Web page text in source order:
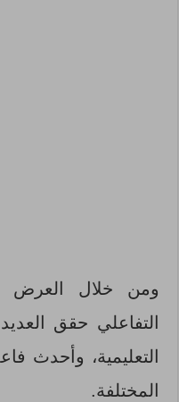
ومن خلال العرض
التفاعلي حقق
التعليمية، وأحدث
المختلفة.